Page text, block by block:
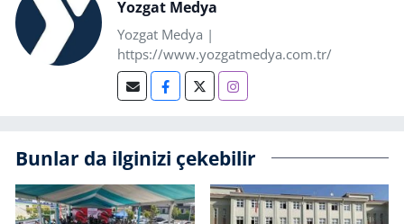
Yozgat Medya
Yozgat Medya |
https://www.yozgatmedya.com.tr/
Bunlar da ilginizi çekebilir